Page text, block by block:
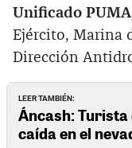
Unificado PUMA
Ejército, Marina
Dirección
LEER TAMBIÉN:
Áncash:
caída en el